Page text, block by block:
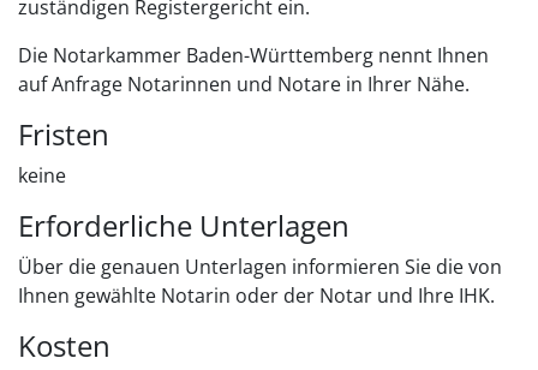
zuständigen Registergericht ein.
Die Notarkammer Baden-Württemberg nennt Ihnen
auf Anfrage Notarinnen und Notare in Ihrer Nähe.
Fristen
keine
Erforderliche Unterlagen
Über die genauen Unterlagen informieren Sie die von
Ihnen gewählte Notarin oder der Notar und Ihre IHK.
Kosten